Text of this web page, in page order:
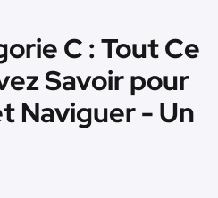
C : Tout Ce
Savoir pour
Naviguer - Un